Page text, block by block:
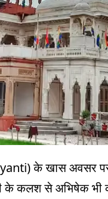
के खास अवसर
के कलश से अभिषेक